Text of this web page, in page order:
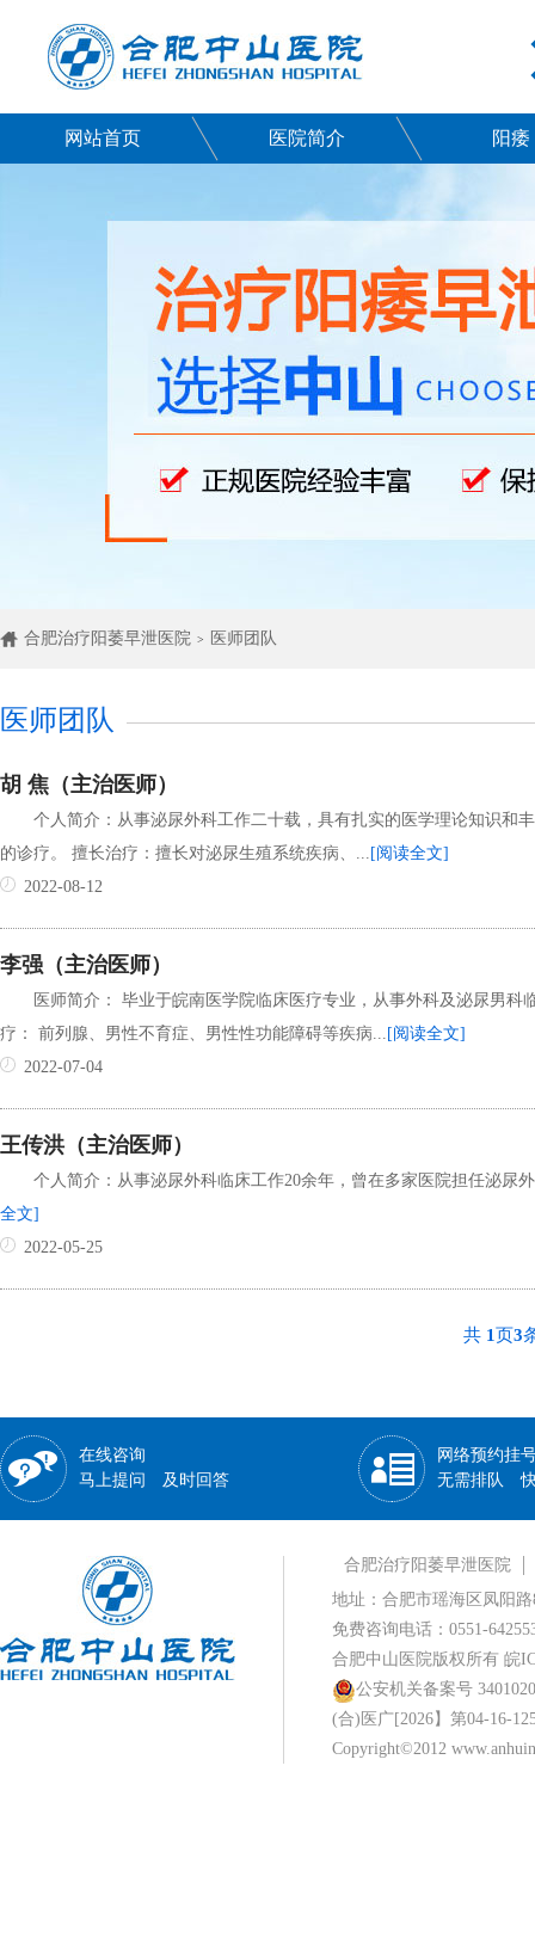
网站首页 医院简介 阳痿
合肥治疗阳萎早泄医院 > 医师团队
医师团队
胡 焦（主治医师）
个人简介：从事泌尿外科工作二十载，具有扎实的医学理论知识和
的诊疗。 擅长治疗：擅长对泌尿生殖系统疾病、... [阅读全文]
2022-08-12
李强（主治医师）
医师简介： 毕业于皖南医学院临床医疗专业，从事外科及泌尿男
疗： 前列腺、男性不育症、男性性功能障碍等疾病... [阅读全文]
2022-07-04
王传洪（主治医师）
个人简介：从事泌尿外科临床工作20余年，曾在多家医院担任泌尿
全文]
2022-05-25
共 1页3
在线咨询
马上提问 及时回答
网络预约挂
无需排队
合肥治疗阳萎早泄医院
地址：合肥市瑶海区凤阳路
免费咨询电话：0551-
合肥中山医院版权所有 皖
公安机关备案号
(合)医广[2026】第04-16-
Copyright©2012